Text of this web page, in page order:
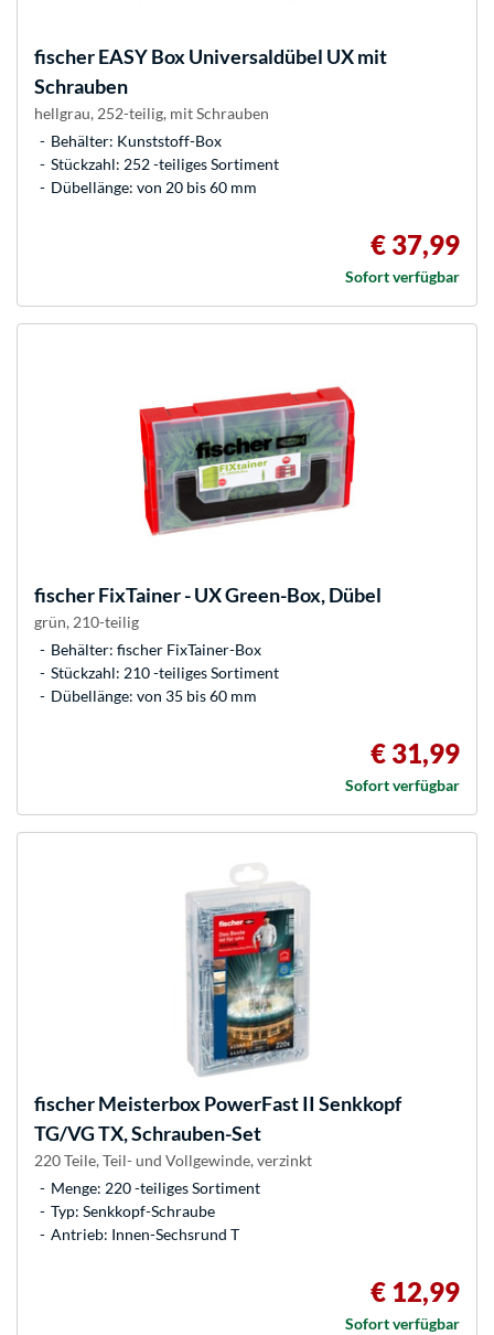
fischerEASY Box Universaldübel UX mit
Schrauben
hellgrau, 252-teilig, mit Schrauben
Behälter: Kunststoff-Box
Stückzahl: 252 -teiliges Sortiment
Dübellänge: von 20 bis 60 mm
€ 37,99
Sofort verfügbar
fischerFixTainer - UX Green-Box, Dübel
grün, 210-teilig
Behälter: fischer FixTainer-Box
Stückzahl: 210 -teiliges Sortiment
Dübellänge: von 35 bis 60 mm
€ 31,99
Sofort verfügbar
fischerMeisterbox PowerFast II Senkkopf
TG/VG TX, Schrauben-Set
220 Teile, Teil- und Vollgewinde, verzinkt
Menge: 220 -teiliges Sortiment
Typ: Senkkopf-Schraube
Antrieb: Innen-Sechsrund T
€ 12,99
Sofort verfügbar